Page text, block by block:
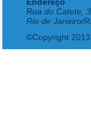
Rua do Catete,
Rio de Janeiro/
©Copyright